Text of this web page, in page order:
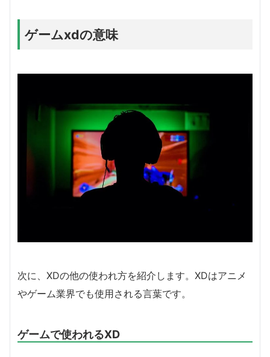
ゲームxdの意味
次に、XDの他の使われ方を紹介します。XDはアニメ
やゲーム業界でも使用される言葉です。
ゲームで使われるXD